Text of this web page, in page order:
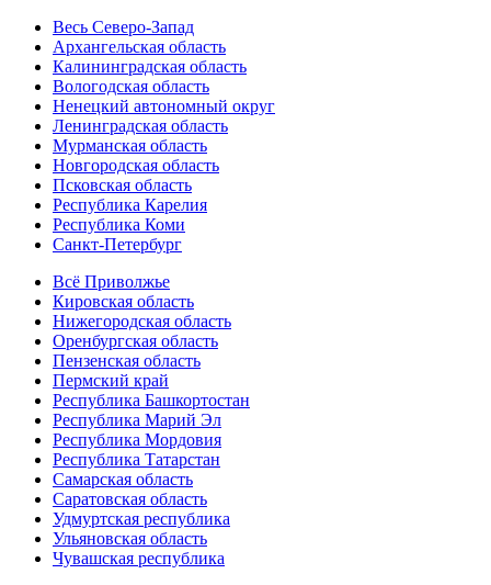
Весь Северо-Запад
Архангельская область
Калининградская область
Вологодская область
Ненецкий автономный округ
Ленинградская область
Мурманская область
Новгородская область
Псковская область
Республика Карелия
Республика Коми
Санкт-Петербург
Всё Приволжье
Кировская область
Нижегородская область
Оренбургская область
Пензенская область
Пермский край
Республика Башкортостан
Республика Марий Эл
Республика Мордовия
Республика Татарстан
Самарская область
Саратовская область
Удмуртская республика
Ульяновская область
Чувашская республика